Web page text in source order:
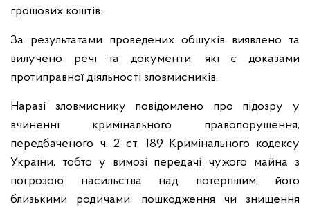
грошових коштів.
За результатами проведених обшуків виявлено та
вилучено речі та документи, які є доказами
протиправної діяльності зловмисників.
Наразі зловмиснику повідомлено про підозру у
вчиненні кримінального правопорушення,
передбаченого ч. 2 ст. 189 Кримінального кодексу
України, тобто у вимозі передачі чужого майна з
погрозою насильства над потерпілим, його
близькими родичами, пошкодження чи знищення